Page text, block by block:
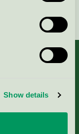
Show details